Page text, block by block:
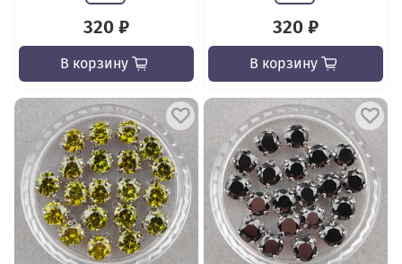
320 ₽
В корзину
320 ₽
В корзину